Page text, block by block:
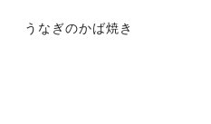
うなぎのかば焼き